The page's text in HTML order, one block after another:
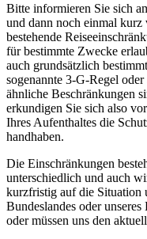
Bitte informieren Sie sich
und dann noch einmal kurz
bestehende
für bestimmte Zwecke
auch grundsätzlich
sogenannte 3-G-Regel
ähnliche Beschränkungen
erkundigen Sie sich also
Ihres Aufenthaltes die
handhaben.
Die Einschränkungen
unterschiedlich und auch
kurzfristig auf die Situation
Bundeslandes oder
oder müssen uns den